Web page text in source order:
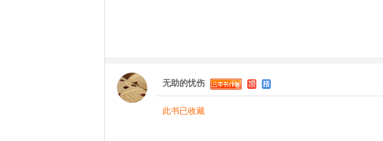
无助的忧伤
此书已收藏